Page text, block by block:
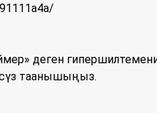
деген
таанышыңыз.